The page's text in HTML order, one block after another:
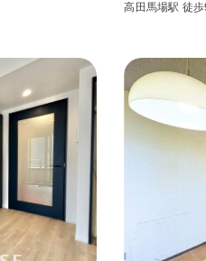
高田馬場駅 徒